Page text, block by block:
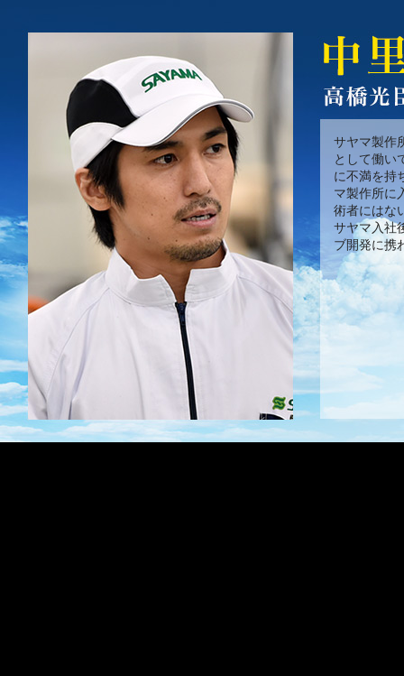
サヤマ製作
として働い
に不満を持
マ製作所に
術者にはな
サヤマ入社
ブ開発に携